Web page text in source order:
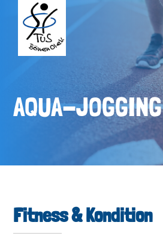
Skip To Content
AQUA-JOGGING
Fitness & Kondition